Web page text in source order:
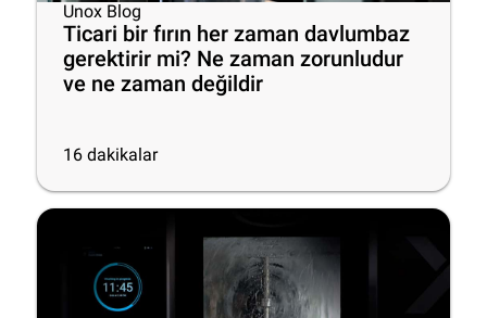
Unox Blog
Ticari bir fırın her zaman davlumbaz
gerektirir mi? Ne zaman zorunludur
ve ne zaman değildir
16 dakikalar